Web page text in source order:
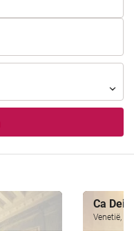
Ca Dei
Venetië,